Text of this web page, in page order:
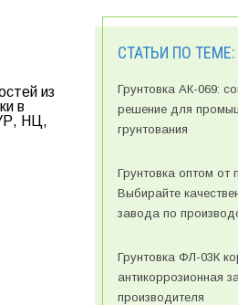
из
в
НЦ,
СТАТЬИ ПО ТЕМЕ:
Грунтовка АК-069:
решение для
грунтования
Грунтовка оптом от
Выбирайте
завода по
Грунтовка ФЛ-03К
антикоррозионная
производителя